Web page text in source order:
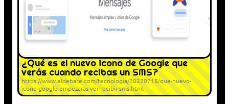
¿Qué es el nuevo icono de Google que
verás cuando recibas un SMS?
https://www.eldebate.com/tecnologia/20220718/que-nuevo-
icono-google-empezaras-ver-recibir-sms.html